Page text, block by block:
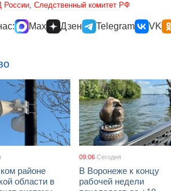
России, Следственный комитет РФ
Max Дзен Telegram VK
районе
области в
09:06 Сегодня
В Воронеже к концу
рабочей недели